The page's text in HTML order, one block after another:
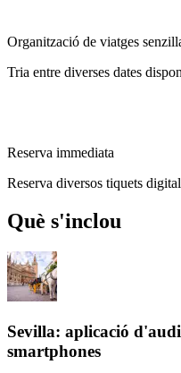
Organització de viatges
Tria entre diverses dates
Reserva immediata
Reserva diversos tiquets
Què s'inclou
Sevilla: aplicació
smartphones